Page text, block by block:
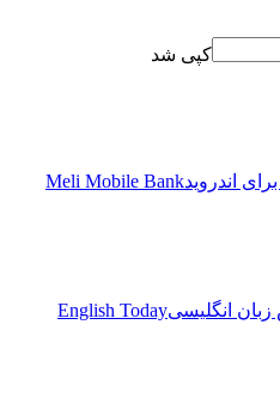
کپی شد
اندرویدMeli Mobile Bank
انگليسیEnglish Today